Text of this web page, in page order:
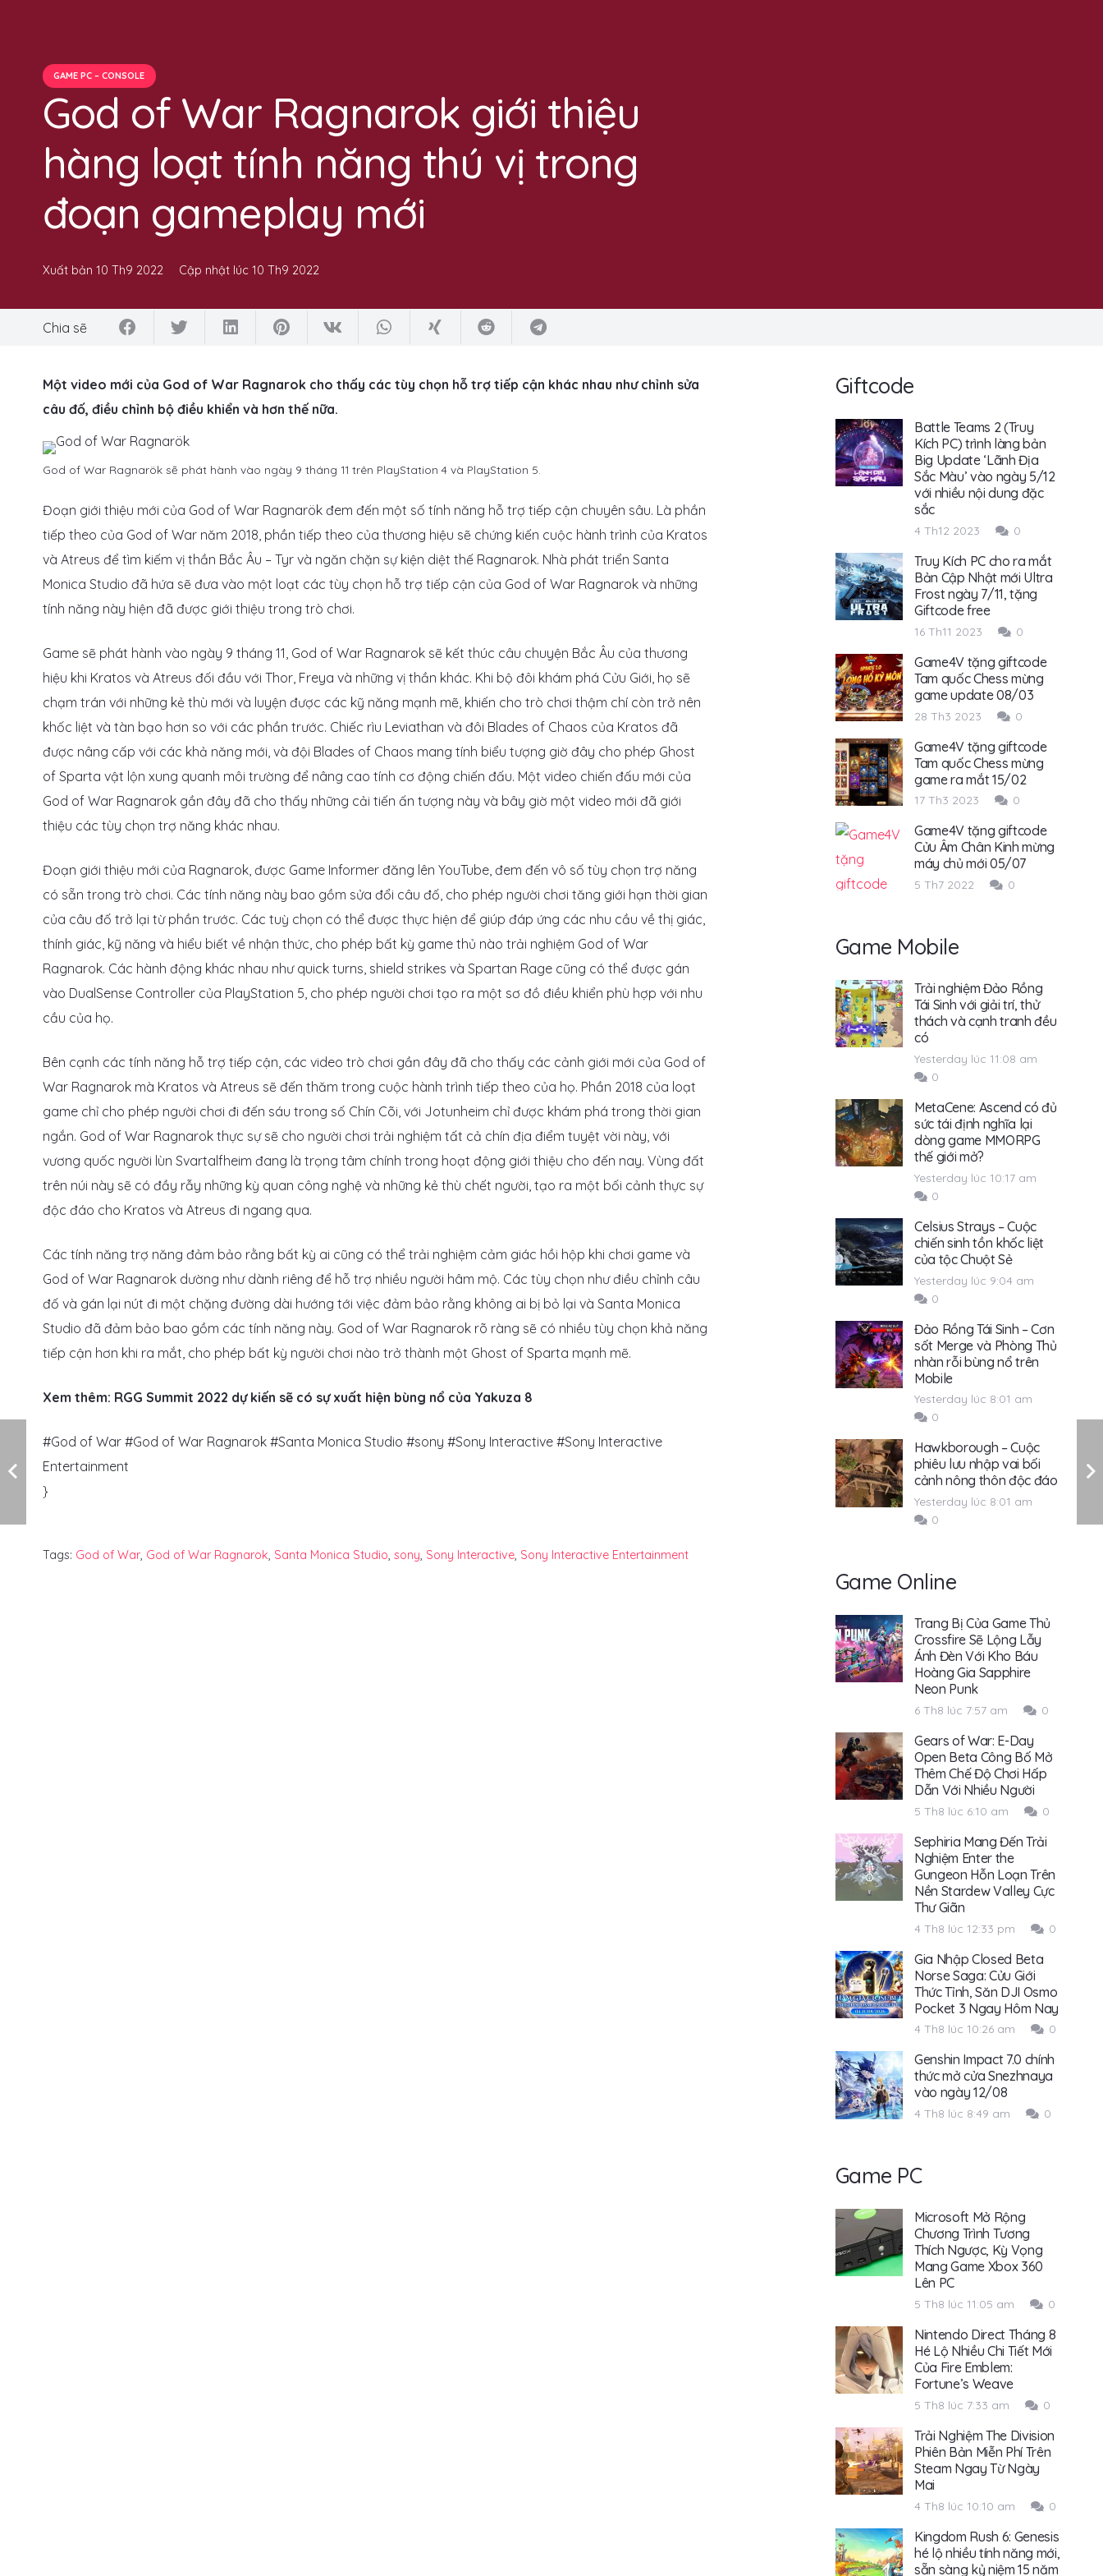
GAME PC – CONSOLE
God of War Ragnarok giới thiệu
hàng loạt tính năng thú vị trong
đoạn gameplay mới
Xuất bản 10 Th9 2022 Cập nhật lúc10 Th9 2022
Chia sẽ
Một video mới của God of War Ragnarok cho thấy các tùy chọn hỗ trợ tiếp cận khác nhau như chỉnh sửa
câu đố, điều chỉnh bộ điều khiển và hơn thế nữa.
God of War Ragnarök sẽ phát hành vào ngày 9 tháng 11 trên PlayStation 4 và PlayStation 5.
Đoạn giới thiệu mới của God of War Ragnarök đem đến một số tính năng hỗ trợ tiếp cận chuyên sâu. Là phần
tiếp theo của God of War năm 2018, phần tiếp theo của thương hiệu sẽ chứng kiến ​​cuộc hành trình của Kratos
và Atreus để tìm kiếm vị thần Bắc Âu – Tyr và ngăn chặn sự kiện diệt thế Ragnarok. Nhà phát triển Santa
Monica Studio đã hứa sẽ đưa vào một loạt các tùy chọn hỗ trợ tiếp cận của God of War Ragnarok và những
tính năng này hiện đã được giới thiệu trong trò chơi.
Game sẽ phát hành vào ngày 9 tháng 11, God of War Ragnarok sẽ kết thúc câu chuyện Bắc Âu của thương
hiệu khi Kratos và Atreus đối đầu với Thor, Freya và những vị thần khác. Khi bộ đôi khám phá Cửu Giới, họ sẽ
chạm trán với những kẻ thù mới và luyện được các kỹ năng mạnh mẽ, khiến cho trò chơi thậm chí còn trở nên
khốc liệt và tàn bạo hơn so với các phần trước. Chiếc rìu Leviathan và đôi Blades of Chaos của Kratos đã
được nâng cấp với các khả năng mới, và đội Blades of Chaos mang tính biểu tượng giờ đây cho phép Ghost
of Sparta vật lộn xung quanh môi trường để nâng cao tính cơ động chiến đấu. Một video chiến đấu mới của
God of War Ragnarok gần đây đã cho thấy những cải tiến ấn tượng này và bây giờ một video mới đã giới
thiệu các tùy chọn trợ năng khác nhau.
Đoạn giới thiệu mới của Ragnarok, được Game Informer đăng lên YouTube, đem đến vô số tùy chọn trợ năng
có sẵn trong trò chơi. Các tính năng này bao gồm sửa đổi câu đố, cho phép người chơi tăng giới hạn thời gian
của câu đố trở lại từ phần trước. Các tuỳ chọn có thể được thực hiện để giúp đáp ứng các nhu cầu về thị giác,
thính giác, kỹ năng và hiểu biết về nhận thức, cho phép bất kỳ game thủ nào trải nghiệm God of War
Ragnarok. Các hành động khác nhau như quick turns, shield strikes và Spartan Rage cũng có thể được gán
vào DualSense Controller của PlayStation 5, cho phép người chơi tạo ra một sơ đồ điều khiển phù hợp với nhu
cầu của họ.
Bên cạnh các tính năng hỗ trợ tiếp cận, các video trò chơi gần đây đã cho thấy các cảnh giới mới của God of
War Ragnarok mà Kratos và Atreus sẽ đến thăm trong cuộc hành trình tiếp theo của họ. Phần 2018 của loạt
game chỉ cho phép người chơi đi đến sáu trong số Chín Cõi, với Jotunheim chỉ được khám phá trong thời gian
ngắn. God of War Ragnarok thực sự sẽ cho người chơi trải nghiệm tất cả chín địa điểm tuyệt vời này, với
vương quốc người lùn Svartalfheim đang là trọng tâm chính trong hoạt động giới thiệu cho đến nay. Vùng đất
trên núi này sẽ có đầy rẫy những kỳ quan công nghệ và những kẻ thù chết người, tạo ra một bối cảnh thực sự
độc đáo cho Kratos và Atreus đi ngang qua.
Các tính năng trợ năng đảm bảo rằng bất kỳ ai cũng có thể trải nghiệm cảm giác hồi hộp khi chơi game và
God of War Ragnarok dường như dành riêng để hỗ trợ nhiều người hâm mộ. Các tùy chọn như điều chỉnh câu
đố và gán lại nút đi một chặng đường dài hướng tới việc đảm bảo rằng không ai bị bỏ lại và Santa Monica
Studio đã đảm bảo bao gồm các tính năng này. God of War Ragnarok rõ ràng sẽ có nhiều tùy chọn khả năng
tiếp cận hơn khi ra mắt, cho phép bất kỳ người chơi nào trở thành một Ghost of Sparta mạnh mẽ.
Xem thêm: RGG Summit 2022 dự kiến sẽ có sự xuất hiện bùng nổ của Yakuza 8
#God of War #God of War Ragnarok #Santa Monica Studio #sony #Sony Interactive #Sony Interactive
Entertainment
}
Tags: God of War, God of War Ragnarok, Santa Monica Studio, sony, Sony Interactive, Sony Interactive Entertainment
Giftcode
Battle Teams 2 (Truy
Kích PC) trình làng bản
Big Update ‘Lãnh Địa
Sắc Màu’ vào ngày 5/12
với nhiều nội dung đặc
sắc
4 Th12 2023 0
Truy Kích PC cho ra mắt
Bản Cập Nhật mới Ultra
Frost ngày 7/11, tặng
Giftcode free
16 Th11 2023 0
Game4V tặng giftcode
Tam quốc Chess mừng
game update 08/03
28 Th3 2023 0
Game4V tặng giftcode
Tam quốc Chess mừng
game ra mắt 15/02
17 Th3 2023 0
Game4V tặng giftcode
Cửu Âm Chân Kinh mừng
máy chủ mới 05/07
5 Th7 2022 0
Game Mobile
Trải nghiệm Đảo Rồng
Tái Sinh với giải trí, thử
thách và cạnh tranh đều
có
Yesterday lúc 11:08 am
0
MetaCene: Ascend có đủ
sức tái định nghĩa lại
dòng game MMORPG
thế giới mở?
Yesterday lúc 10:17 am
0
Celsius Strays – Cuộc
chiến sinh tồn khốc liệt
của tộc Chuột Sẻ
Yesterday lúc 9:04 am
0
Đảo Rồng Tái Sinh – Cơn
sốt Merge và Phòng Thủ
nhàn rỗi bùng nổ trên
Mobile
Yesterday lúc 8:01 am
0
Hawkborough – Cuộc
phiêu lưu nhập vai bối
cảnh nông thôn độc đáo
Yesterday lúc 8:01 am
0
Game Online
Trang Bị Của Game Thủ
Crossfire Sẽ Lộng Lẫy
Ánh Đèn Với Kho Báu
Hoàng Gia Sapphire
Neon Punk
6 Th8 lúc 7:57 am 0
Gears of War: E-Day
Open Beta Công Bố Mở
Thêm Chế Độ Chơi Hấp
Dẫn Với Nhiều Người
5 Th8 lúc 6:10 am 0
Sephiria Mang Đến Trải
Nghiệm Enter the
Gungeon Hỗn Loạn Trên
Nền Stardew Valley Cực
Thư Giãn
4 Th8 lúc 12:33 pm 0
Gia Nhập Closed Beta
Norse Saga: Cửu Giới
Thức Tỉnh, Săn DJI Osmo
Pocket 3 Ngay Hôm Nay
4 Th8 lúc 10:26 am 0
Genshin Impact 7.0 chính
thức mở cửa Snezhnaya
vào ngày 12/08
4 Th8 lúc 8:49 am 0
Game PC
Microsoft Mở Rộng
Chương Trình Tương
Thích Ngược, Kỳ Vọng
Mang Game Xbox 360
Lên PC
5 Th8 lúc 11:05 am 0
Nintendo Direct Tháng 8
Hé Lộ Nhiều Chi Tiết Mới
Của Fire Emblem:
Fortune’s Weave
5 Th8 lúc 7:33 am 0
Trải Nghiệm The Division
Phiên Bản Miễn Phí Trên
Steam Ngay Từ Ngày
Mai
4 Th8 lúc 10:10 am 0
Kingdom Rush 6: Genesis
hé lộ nhiều tính năng mới,
sẵn sàng kỷ niệm 15 năm